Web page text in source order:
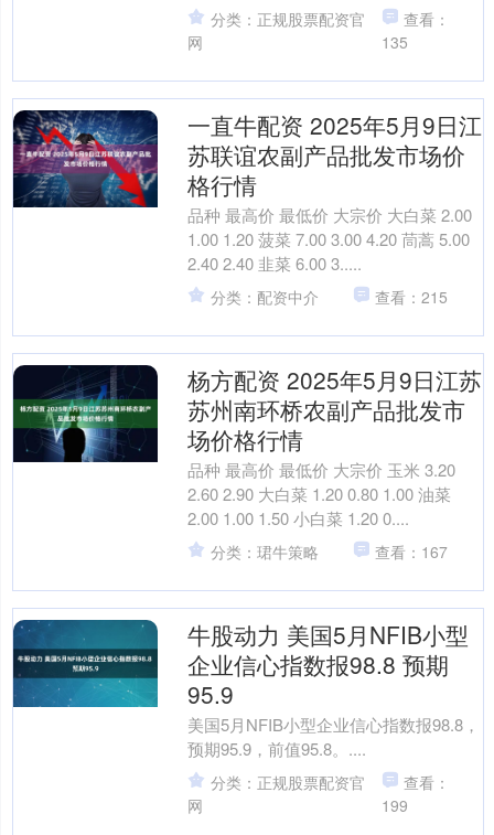
分类：正规股票配资官
网
查看：
135
一直牛配资 2025年5月9日江
苏联谊农副产品批发市场价
格行情
品种 最高价 最低价 大宗价 大白菜 2.00
1.00 1.20 菠菜 7.00 3.00 4.20 茼蒿 5.00
2.40 2.40 韭菜 6.00 3.....
分类：配资中介 查看：215
杨方配资 2025年5月9日江苏
苏州南环桥农副产品批发市
场价格行情
品种 最高价 最低价 大宗价 玉米 3.20
2.60 2.90 大白菜 1.20 0.80 1.00 油菜
2.00 1.00 1.50 小白菜 1.20 0....
分类：珺牛策略 查看：167
牛股动力 美国5月NFIB小型
企业信心指数报98.8 预期
95.9
美国5月NFIB小型企业信心指数报98.8，
预期95.9，前值95.8。....
分类：正规股票配资官
网
查看：
199